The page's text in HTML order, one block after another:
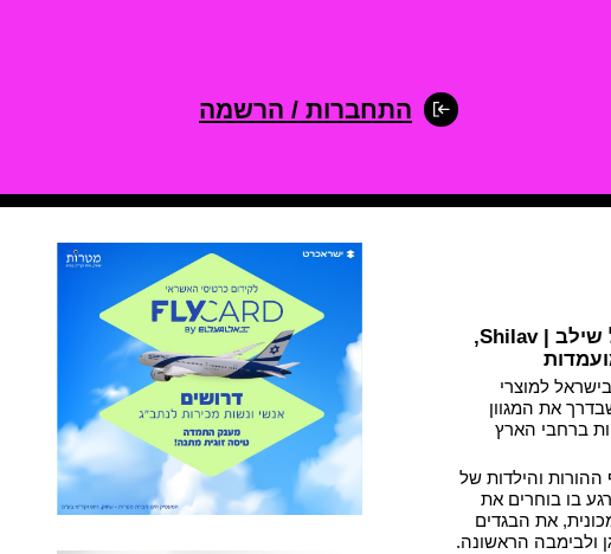
התחברות / הרשמה
צפו בכל מודעות הדרושים של שילב | Shilav,
למוצרי
את המגוון
של מוצרים בכ- 80 חנויות ברחבי הארץ
והילדות של
בו בוחרים את
את הבגדים
ולבימבה הראשונה.